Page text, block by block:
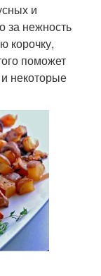
и
за нежность
корочку,
поможет
некоторые